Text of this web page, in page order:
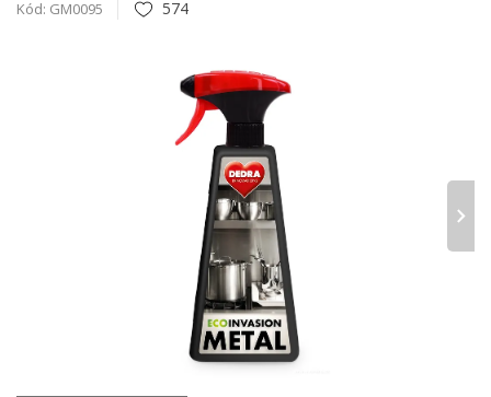
Kód: GM0095 574
›